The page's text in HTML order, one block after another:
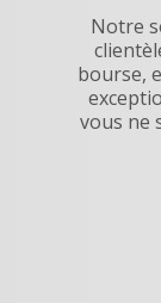
Notre
bourse,
vous ne